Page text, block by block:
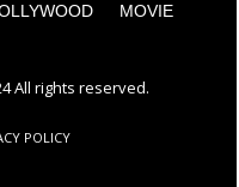
MOVIE
All rights reserved.
POLICY